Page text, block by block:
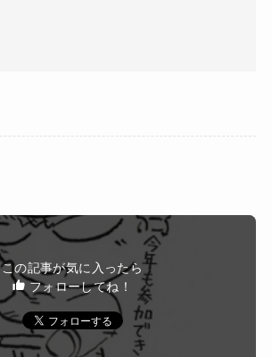
この記事が気に入ったら
フォローしてね！